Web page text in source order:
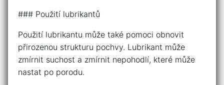
### Použití lubrikantů
Použití lubrikantu může také pomoci obnovit
přirozenou strukturu pochvy. Lubrikant může
zmírnit suchost a zmírnit nepohodlí, které může
nastat po porodu.